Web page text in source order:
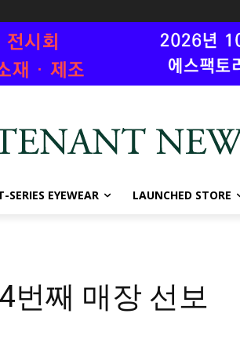
SERIES EYEWEAR LAUNCHED STORE
번째 매장 선보